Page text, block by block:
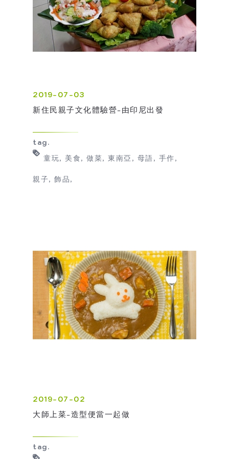
2019-07-03
新住民親子文化體驗營-由印尼出發
tag.
童玩 美食 做菜 東南亞 母語 手作
親子 飾品
2019-07-02
大師上菜-造型便當一起做
tag.